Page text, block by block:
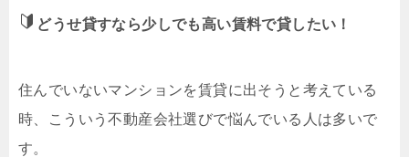
どうせ貸すなら少しでも高い賃料で貸したい！
住んでいないマンションを賃貸に出そうと考えている
時、こういう不動産会社選びで悩んでいる人は多いで
す。